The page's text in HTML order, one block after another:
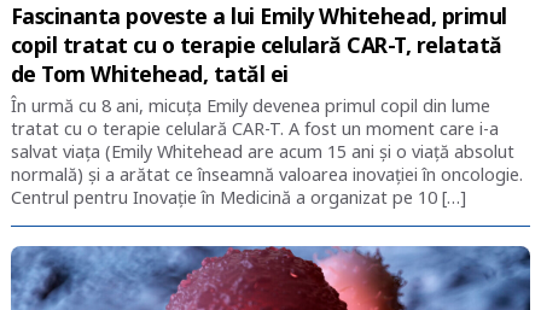
Fascinanta poveste a lui Emily Whitehead, primul
copil tratat cu o terapie celulară CAR-T, relatată
de Tom Whitehead, tatăl ei
În urmă cu 8 ani, micuța Emily devenea primul copil din lume
tratat cu o terapie celulară CAR-T. A fost un moment care i-a
salvat viața (Emily Whitehead are acum 15 ani și o viață absolut
normală) și a arătat ce înseamnă valoarea inovației în oncologie.
Centrul pentru Inovație în Medicină a organizat pe 10 […]